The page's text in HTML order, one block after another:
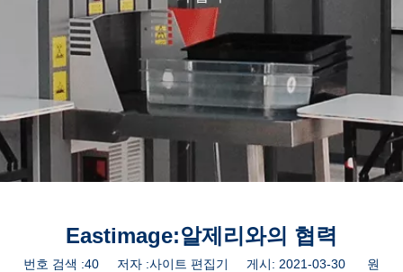
Eastimage:알제리와의 협력
번호 검색 :40 저자 :사이트 편집기 게시: 2021-03-30 원